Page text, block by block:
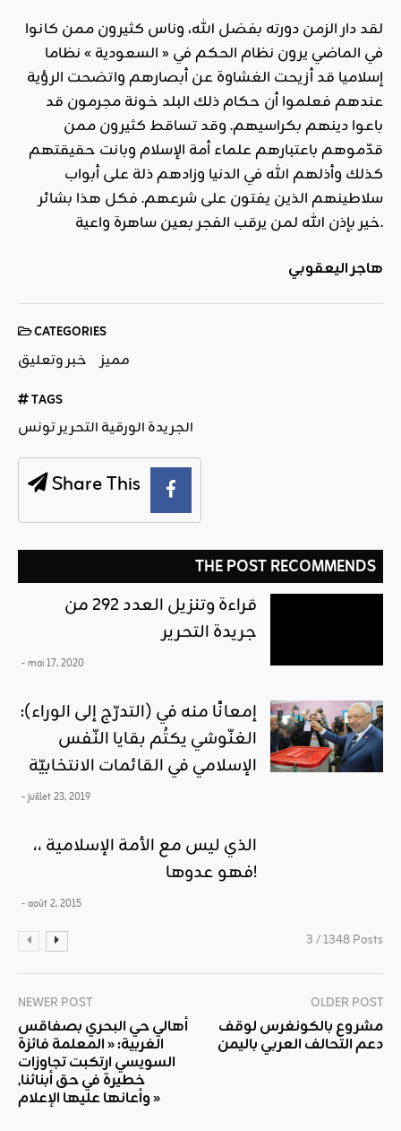
لقد دار الزمن دورته بفضل الله، وناس كثيرون ممن كانوا
في الماضي يرون نظام الحكم في « السعودية » نظاما
إسلاميا قد أزيحت الغشاوة عن أبصارهم واتضحت الرؤية
عندهم فعلموا أن حكام ذلك البلد خونة مجرمون قد
باعوا دينهم بكراسيهم. وقد تساقط كثيرون ممن
قدّموهم باعتبارهم علماء أمة الإسلام وبانت حقيقتهم
كذلك وأذلهم الله في الدنيا وزادهم ذلة على أبواب
سلاطينهم الذين يفتون على شرعهم. فكل هذا بشائر
خير بإذن الله لمن يرقب الفجر بعين ساهرة واعية.
هاجر اليعقوبي
CATEGORIES
خبر وتعليق مميز
TAGS
الجريدة الورقية التحرير تونس
Share This
THE POST RECOMMENDS
قراءة وتنزيل العدد 292 من
جريدة التحرير
- mai 17, 2020
إمعانًا منه في (التدرّج إلى الوراء):
الغنّوشي يكتُم بقايا النّفس
الإسلامي في القائمات الانتخابيّة
- juillet 23, 2019
الذي ليس مع الأمة الإسلامية ،،
فهو عدوها!
- août 2, 2015
3 / 1348 Posts
NEWER POST
أهالي حي البحري بصفاقس
الغربية: « المعلمة فائزة
السويسي ارتكبت تجاوزات
خطيرة في حق أبنائنا,
وأعانها عليها الإعلام »
OLDER POST
مشروع بالكونغرس لوقف
دعم التحالف العربي باليمن